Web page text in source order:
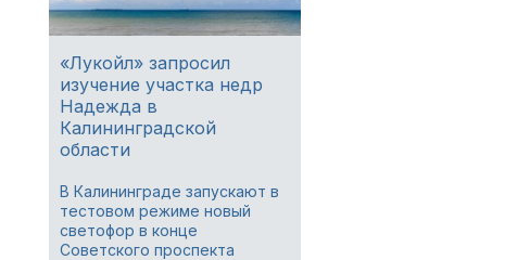
«Лукойл» запросил
изучение участка недр
Надежда в
Калининградской
области
В Калининграде запускают в
тестовом режиме новый
светофор в конце
Советского проспекта